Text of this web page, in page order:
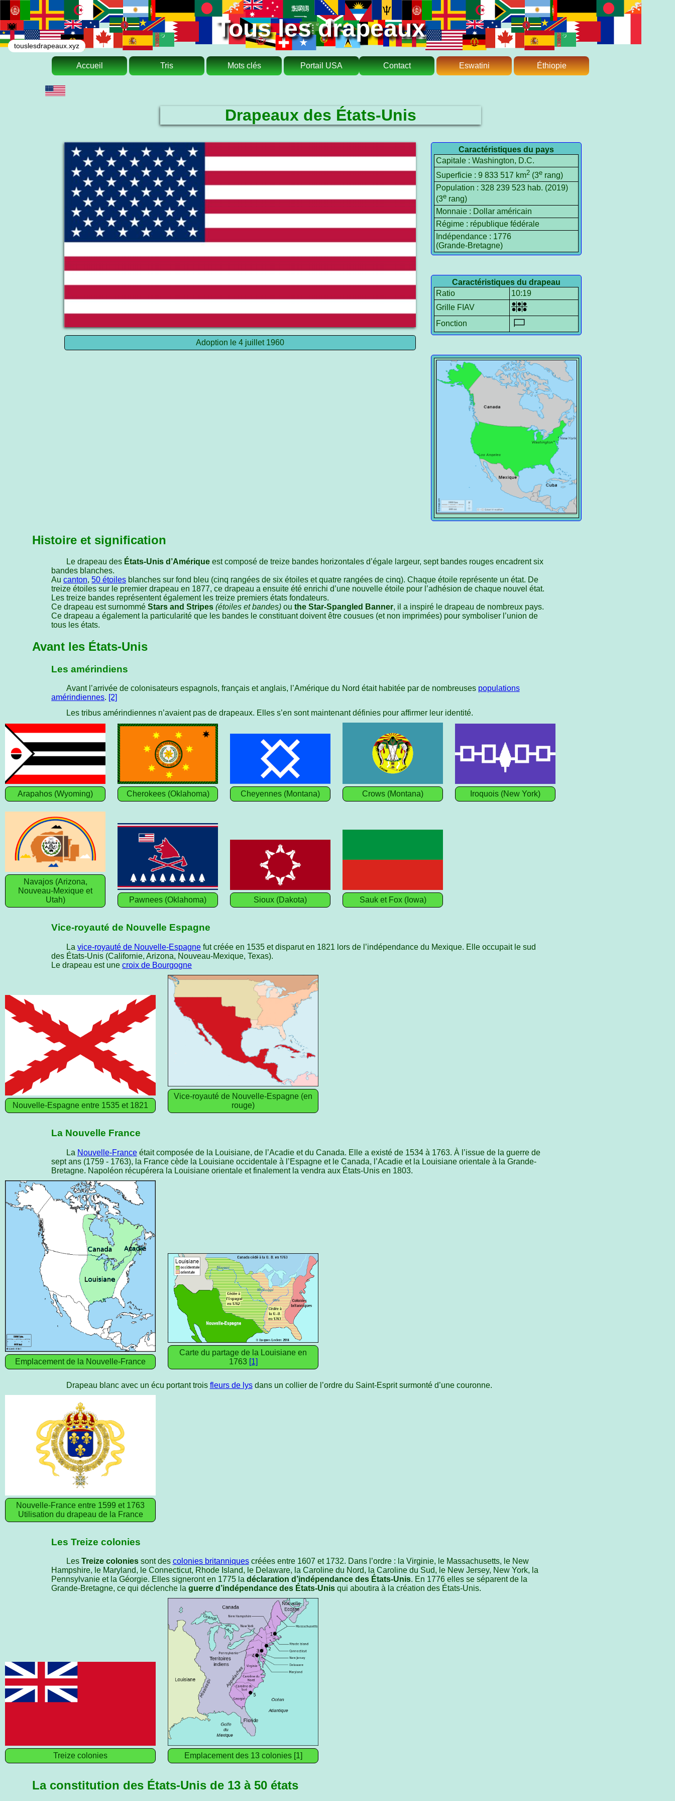
Tous les drapeaux
touslesdrapeaux.xyz
Accueil Tris Mots clés Portail USA Contact Eswatini Éthiopie
Drapeaux des États-Unis
Adoption le 4 juillet 1960
Caractéristiques du pays
Capitale : Washington, D.C.
Superficie : 9 833 517 km2(3erang)
Population : 328 239 523 hab. (2019)
(3erang)
Monnaie : Dollar américain
Régime : république fédérale
Indépendance : 1776
(Grande‑Bretagne)
Caractéristiques du drapeau
Ratio
10:19
Grille FIAV
Fonction
Histoire et signification
Le drapeau des États-Unis d’Amériqueest composé de treize bandes horizontales d’égale largeur, sept bandes rouges encadrent six
bandes blanches.
Aucanton,50 étoiles blanches sur fond bleu (cinq rangées de six étoiles et quatre rangées de cinq). Chaque étoile représente un état. De
treize étoiles sur le premier drapeau en 1877, ce drapeau a ensuite été enrichi d’une nouvelle étoile pour l’adhésion de chaque nouvel état.
Les treize bandes représentent également les treize premiers états fondateurs.
Ce drapeau est surnomméStars and Stripes (étoiles et bandes) outhe Star-Spangled Banner, il a inspiré le drapeau de nombreux pays.
Ce drapeau a également la particularité que les bandes le constituant doivent être cousues (et non imprimées) pour symboliser l’union de
tous les états.
Avant les États-Unis
Les amérindiens
Avant l’arrivée de colonisateurs espagnols, français et anglais, l’Amérique du Nord était habitée par de nombreuses populations
amérindiennes. [2]
Les tribus amérindiennes n’avaient pas de drapeaux. Elles s’en sont maintenant définies pour affirmer leur identité.
Arapahos (Wyoming) Cherokees (Oklahoma) Cheyennes (Montana) Crows (Montana) Iroquois (New York)
Navajos (Arizona,
Nouveau-Mexique et
Utah)
Pawnees (Oklahoma) Sioux (Dakota) Sauk et Fox (Iowa)
Vice-royauté de Nouvelle Espagne
La vice-royauté de Nouvelle-Espagnefut créée en 1535 et disparut en 1821 lors de l’indépendance du Mexique. Elle occupait le sud
des États-Unis (Californie, Arizona, Nouveau-Mexique, Texas).
Le drapeau est unecroix de Bourgogne
Nouvelle-Espagne entre 1535 et 1821
Vice-royauté de Nouvelle-Espagne (en
rouge)
La Nouvelle France
La Nouvelle-Franceétait composée de la Louisiane, de l’Acadie et du Canada. Elle a existé de 1534 à 1763. À l’issue de la guerre de
sept ans (1759 - 1763), la France cède la Louisiane occidentale à l’Espagne et le Canada, l’Acadie et la Louisiane orientale à la Grande-
Bretagne. Napoléon récupérera la Louisiane orientale et finalement la vendra aux États-Unis en 1803.
Emplacement de la Nouvelle-France
Carte du partage de la Louisiane en
1763 [1]
Drapeau blanc avec un écu portant trois fleurs de lysdans un collier de l’ordre du Saint-Esprit surmonté d’une couronne.
Nouvelle-France entre 1599 et 1763
Utilisation du drapeau de la France
Les Treize colonies
Les Treize coloniessont des colonies britanniquescréées entre 1607 et 1732. Dans l’ordre : la Virginie, le Massachusetts, le New
Hampshire, le Maryland, le Connecticut, Rhode Island, le Delaware, la Caroline du Nord, la Caroline du Sud, le New Jersey, New York, la
Pennsylvanie et la Géorgie. Elles signeront en 1775 ladéclaration d’indépendance des États-Unis. En 1776 elles se séparent de la
Grande-Bretagne, ce qui déclenche laguerre d’indépendance des États-Unis qui aboutira à la création des États-Unis.
Treize colonies Emplacement des 13 colonies [1]
La constitution des États-Unis de 13 à 50 états